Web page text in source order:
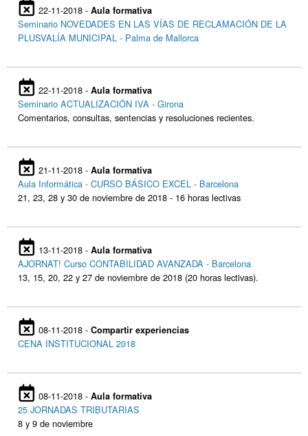
22-11-2018 - Aula formativa
Seminario NOVEDADES EN LAS VÍAS DE RECLAMACIÓN DE LA
PLUSVALÍA MUNICIPAL - Palma de Mallorca
22-11-2018 - Aula formativa
Seminario ACTUALIZACIÓN IVA - Girona
Comentarios, consultas, sentencias y resoluciones recientes.
21-11-2018 - Aula formativa
Aula Informática - CURSO BÁSICO EXCEL - Barcelona
21, 23, 28 y 30 de noviembre de 2018 - 16 horas lectivas
13-11-2018 - Aula formativa
AJORNAT! Curso CONTABILIDAD AVANZADA - Barcelona
13, 15, 20, 22 y 27 de noviembre de 2018 (20 horas lectivas).
08-11-2018 - Compartir experiencias
CENA INSTITUCIONAL 2018
08-11-2018 - Aula formativa
25 JORNADAS TRIBUTARIAS
8 y 9 de noviembre